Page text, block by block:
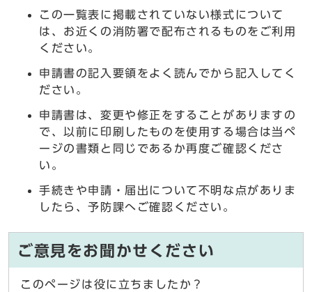
この一覧表に掲載されていない様式について
は、お近くの消防署で配布されるものをご利用
ください。
申請書の記入要領をよく読んでから記入してく
ださい。
申請書は、変更や修正をすることがありますの
で、以前に印刷したものを使用する場合は当ペ
ージの書類と同じであるか再度ご確認くださ
い。
手続きや申請・届出について不明な点がありま
したら、予防課へご確認ください。
ご意見をお聞かせください
このページは役に立ちましたか？